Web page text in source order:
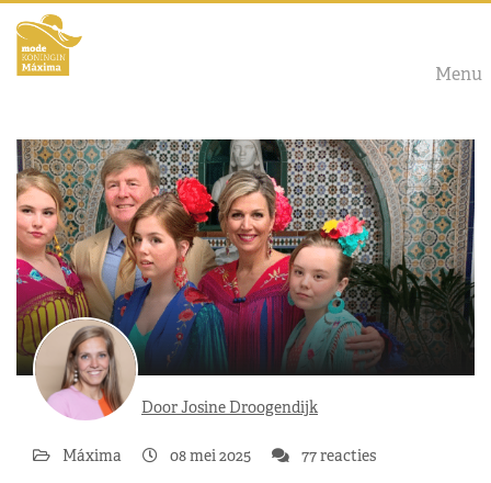
Menu
Door Josine Droogendijk
Máxima 08 mei 2025 77 reacties